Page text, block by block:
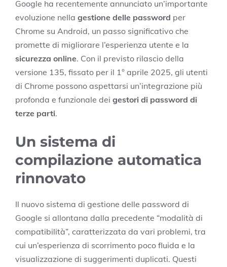
Google ha recentemente annunciato un’importante
evoluzione nella gestione delle password per
Chrome su Android, un passo significativo che
promette di migliorare l’esperienza utente e la
sicurezza online. Con il previsto rilascio della
versione 135, fissato per il 1° aprile 2025, gli utenti
di Chrome possono aspettarsi un’integrazione più
profonda e funzionale dei gestori di password di
terze parti.
Un sistema di
compilazione automatica
rinnovato
Il nuovo sistema di gestione delle password di
Google si allontana dalla precedente “modalità di
compatibilità”, caratterizzata da vari problemi, tra
cui un’esperienza di scorrimento poco fluida e la
visualizzazione di suggerimenti duplicati. Questi